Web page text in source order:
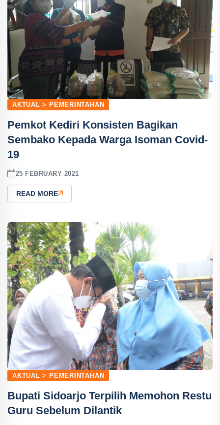
AKTUAL > PEMERINTAHAN
Pemkot Kediri Konsisten Bagikan
Sembako Kepada Warga Isoman Covid-
19
25 FEBRUARY 2021
READ MORE
AKTUAL > PEMERINTAHAN
Bupati Sidoarjo Terpilih Memohon Restu
Guru Sebelum Dilantik